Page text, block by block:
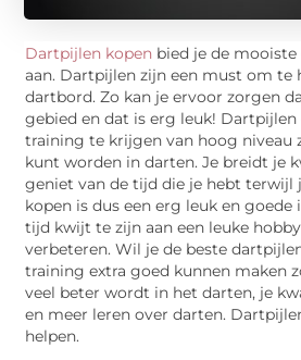
Dartpijlen kopen bied je de
aan. Dartpijlen zijn een must om te
dartbord. Zo kan je ervoor zorgen
gebied en dat is erg leuk! Dartpijlen
training te krijgen van hoog niveau
kunt worden in darten. Je breidt je
geniet van de tijd die je hebt terwijl
kopen is dus een erg leuk en
tijd kwijt te zijn aan een leuke
verbeteren. Wil je de beste
training extra goed kunnen maken
veel beter wordt in het darten, je
en meer leren over darten.
helpen.